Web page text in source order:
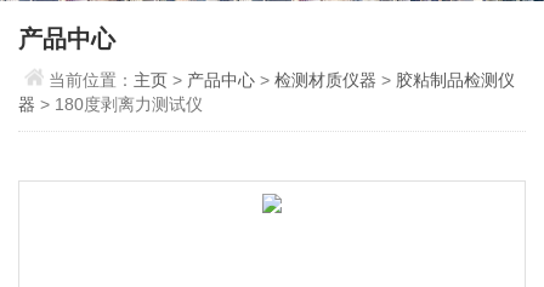
产品中心
当前位置： 主页> 产品中心 >检测材质仪器 > 胶粘制品检测仪
器 > 180度剥离力测试仪